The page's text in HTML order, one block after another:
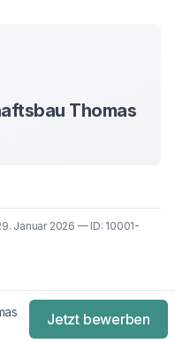
Thomas
Januar 2026 — ID: 10001-
Jetzt bewerben